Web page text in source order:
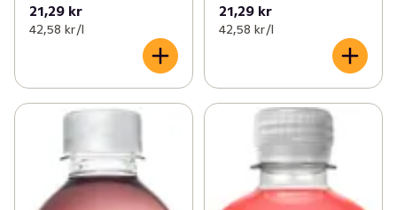
21,29 kr
42,58 kr /l
21,29 kr
42,58 kr /l